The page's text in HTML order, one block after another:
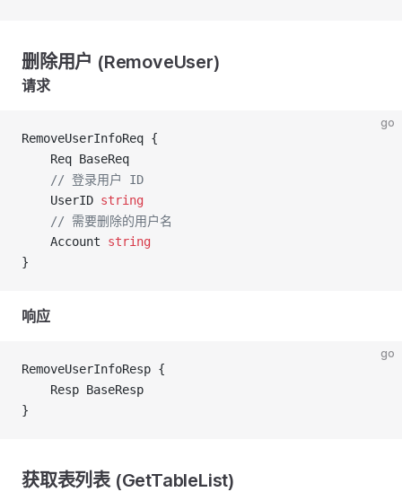
删除用户 (RemoveUser)
请求
go
RemoveUserInfoReq {
	Req BaseReq
	// 登录用户 ID
	UserID
string
	// 需要删除的用户名
	Account
string
}
响应
go
RemoveUserInfoResp {
	Resp BaseResp
}
获取表列表 (GetTableList)